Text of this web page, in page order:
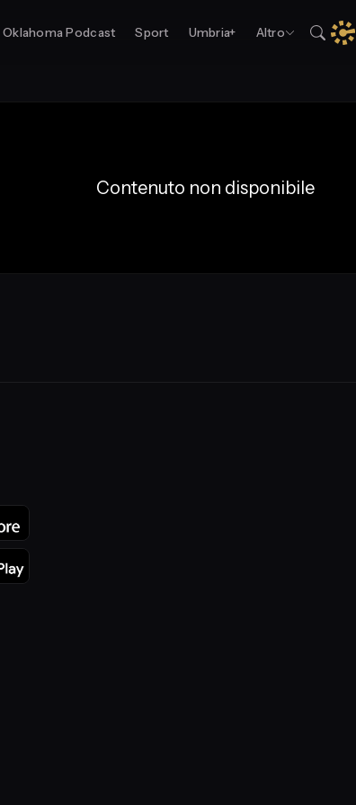
Oklahoma Podcast Sport Umbria+ Altro
Contenuto non disponibile